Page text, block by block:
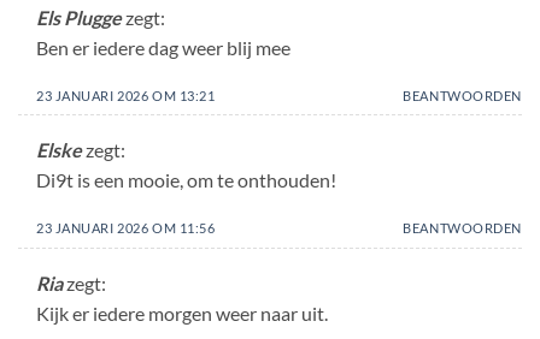
Els Pluggezegt:
Ben er iedere dag weer blij mee
23 JANUARI 2026 OM 13:21 BEANTWOORDEN
Elskezegt:
Di9t is een mooie, om te onthouden!
23 JANUARI 2026 OM 11:56 BEANTWOORDEN
Riazegt:
Kijk er iedere morgen weer naar uit.